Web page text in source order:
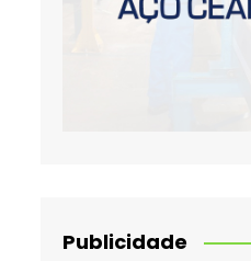
Publicidade